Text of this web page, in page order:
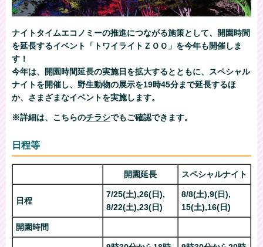
ナイトタイムエコノミーの推進につながる施策として、開園時間
を延長するイベント「トワイライトＺＯＯ」を今年も開催しま
す！
今年は、開園時間延長の実施日を拡大するとともに、スペシャル
ナイトを開催し、野生動物の展示を19時45分まで延長するほ
か、さまざまなイベントを実施します。
※詳細は、こちらのチラシでもご確認できます。
日程等
開園延長 スペシャルナイト
日程
7/25(土),26(日),
8/22(土),23(日)
8/8(土),9(日),
15(土),16(日)
開園時間